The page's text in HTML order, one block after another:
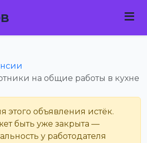
на общие работы в кухне
этого объявления истёк.
быть уже закрыта —
у работодателя